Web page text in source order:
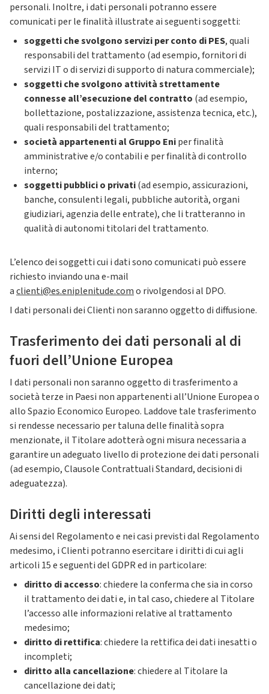
personali. Inoltre, i dati personali potranno essere
comunicati per le finalità illustrate ai seguenti soggetti:
soggetti che svolgono servizi per conto di PES, quali
responsabili del trattamento (ad esempio, fornitori di
servizi IT o di servizi di supporto di natura commerciale);
soggetti che svolgono attività strettamente
connesse all’esecuzione del contratto (ad esempio,
bollettazione, postalizzazione, assistenza tecnica, etc.),
quali responsabili del trattamento;
società appartenenti al Gruppo Eniper finalità
amministrative e/o contabili e per finalità di controllo
interno;
soggetti pubblici o privati(ad esempio, assicurazioni,
banche, consulenti legali, pubbliche autorità, organi
giudiziari, agenzia delle entrate), che li tratteranno in
qualità di autonomi titolari del trattamento.
L’elenco dei soggetti cui i dati sono comunicati può essere
richiesto inviando una e-mail
aclienti@es.eniplenitude.como rivolgendosi al DPO.
I dati personali dei Clienti non saranno oggetto di diffusione.
Trasferimento dei dati personali al di
fuori dell’Unione Europea
I dati personali non saranno oggetto di trasferimento a
società terze in Paesi non appartenenti all’Unione Europea o
allo Spazio Economico Europeo. Laddove tale trasferimento
si rendesse necessario per taluna delle finalità sopra
menzionate, il Titolare adotterà ogni misura necessaria a
garantire un adeguato livello di protezione dei dati personali
(ad esempio, Clausole Contrattuali Standard, decisioni di
adeguatezza).
Diritti degli interessati
Ai sensi del Regolamento e nei casi previsti dal Regolamento
medesimo, i Clienti potranno esercitare i diritti di cui agli
articoli 15 e seguenti del GDPR ed in particolare:
diritto di accesso: chiedere la conferma che sia in corso
il trattamento dei dati e, in tal caso, chiedere al Titolare
l’accesso alle informazioni relative al trattamento
medesimo;
diritto di rettifica: chiedere la rettifica dei dati inesatti o
incompleti;
diritto alla cancellazione: chiedere al Titolare la
cancellazione dei dati;